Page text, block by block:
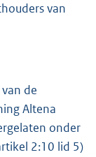
van
de
Altena
onder
2:10 lid 5)